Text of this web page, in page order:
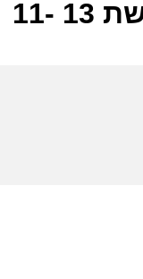
לוח שידורים יומי: רשת 13 11-